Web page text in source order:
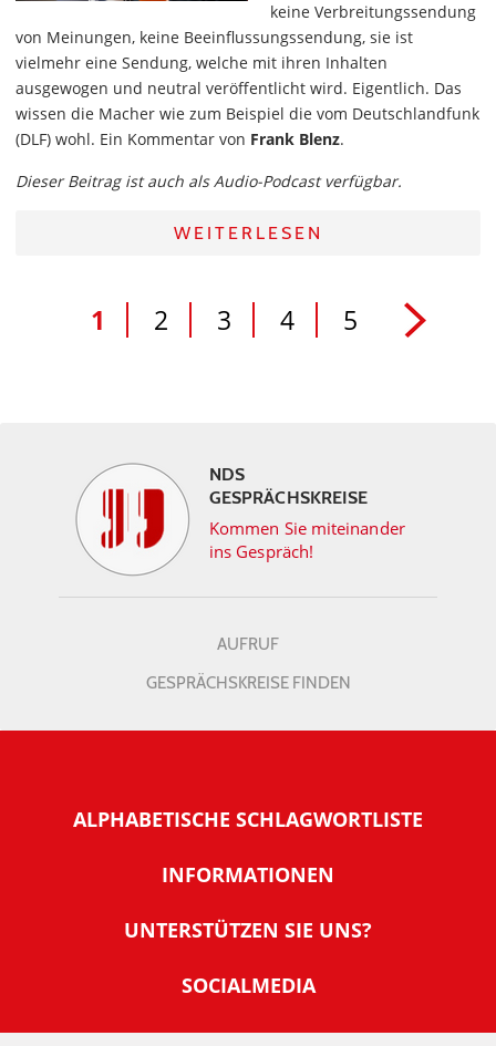
keine Verbreitungssendung
von Meinungen, keine Beeinflussungssendung, sie ist
vielmehr eine Sendung, welche mit ihren Inhalten
ausgewogen und neutral veröffentlicht wird. Eigentlich. Das
wissen die Macher wie zum Beispiel die vom Deutschlandfunk
(DLF) wohl. Ein Kommentar von Frank Blenz.
Dieser Beitrag ist auch als Audio-Podcast verfügbar.
WEITERLESEN
1 2 3 4 5
NDS
GESPRÄCHSKREISE
Kommen Sie miteinander
ins Gespräch!
AUFRUF
GESPRÄCHSKREISE FINDEN
ALPHABETISCHE SCHLAGWORTLISTE
INFORMATIONEN
Warum NachDenkSeiten
Tipps zur Nutzung der NachDenkSeiten
Banner und E-Mail-Signaturen
UNTERSTÜTZEN SIE UNS?
SOCIALMEDIA
IMPRESSUM